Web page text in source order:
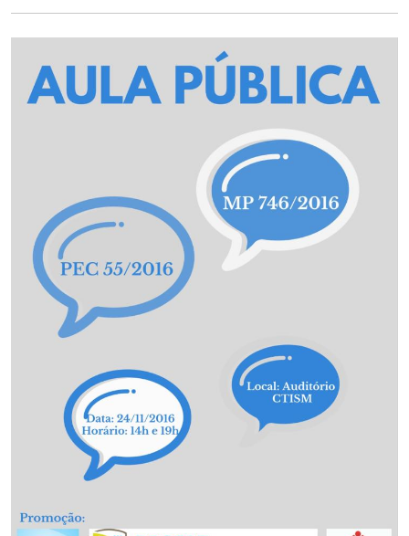
Ministério da Cidadania
Ministério da Saúde
Ministério da Ciência, Tecnologia, Inovações e Comunicações
Ministério do Meio Ambiente
Ministério do Turismo
Ministério do Desenvolvimento Regional
Ministério da Mulher, da Família e dos Direitos Humanos
Secretaria-Geral